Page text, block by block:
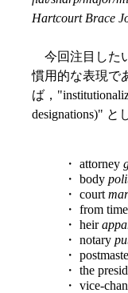
Hartcourt Brace
今回注目した
慣用的な表現で
ば，
designations)" と
・ attorney
・ body
・ court
・ from time
・ heir
・ notary
・
・ the
・ vice-